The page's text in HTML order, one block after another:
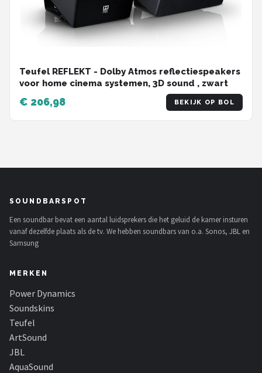
Teufel REFLEKT - Dolby Atmos reflectiespeakers
voor home cinema systemen, 3D sound , zwart
€ 206,98 BEKIJK OP BOL
SOUNDBARSPOT
Een soundbar bevat een aantal luidsprekers die het geluid de kamer insturen
vanaf dezelfde plaats als de tv. We hebben soundbars van o.a. Sonos, JBL en
Samsung
MERKEN
Power Dynamics
Soundskins
Teufel
ArtSound
JBL
AquaSound